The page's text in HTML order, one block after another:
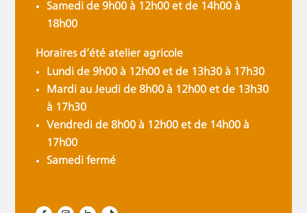
Samedi de 9h00 à 12h00 et de 14h00 à
18h00
Horaires d’été atelier agricole
Lundi de 9h00 à 12h00 et de 13h30 à 17h30
Mardi au Jeudi de 8h00 à 12h00 et de 13h30
à 17h30
Vendredi de 8h00 à 12h00 et de 14h00 à
17h00
Samedi fermé